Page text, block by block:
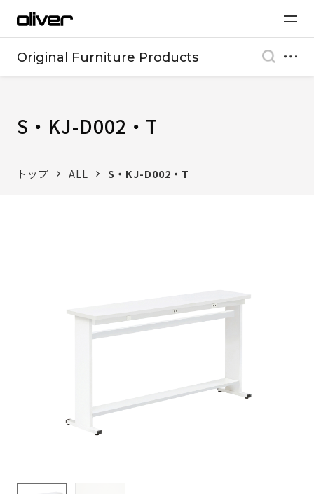
Original Furniture Products
S・KJ-D002・T
トップ ALL S・KJ-D002・T